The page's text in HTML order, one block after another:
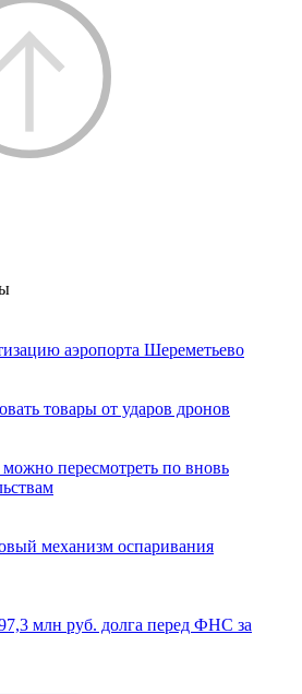
аэропорта Шереметьево
товары от ударов дронов
пересмотреть по вновь
механизм оспаривания
млн руб. долга перед ФНС за